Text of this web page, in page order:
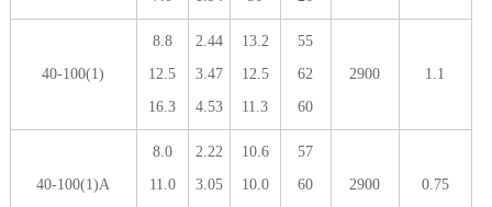
40-100(1)
8.8
12.5
16.3
2.44
3.47
4.53
13.2
12.5
11.3
55
62
60
2900 1.1
40-100(1)A
8.0
11.0
2.22
3.05
10.6
10.0
57
60
2900 0.75